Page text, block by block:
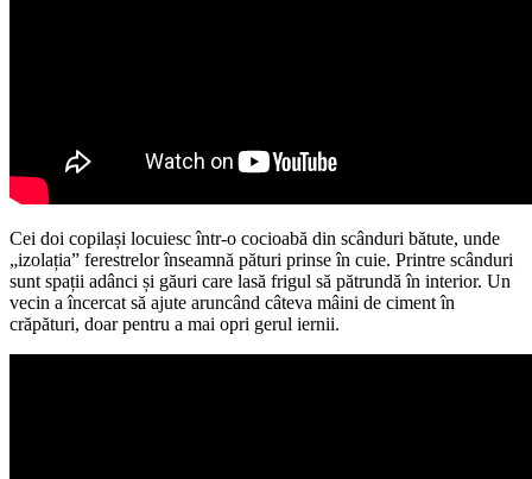
Cei doi copilași locuiesc într-o cocioabă din scânduri bătute, unde
„izolația” ferestrelor înseamnă pături prinse în cuie. Printre scânduri
sunt spații adânci și găuri care lasă frigul să pătrundă în interior. Un
vecin a încercat să ajute aruncând câteva mâini de ciment în
crăpături, doar pentru a mai opri gerul iernii.